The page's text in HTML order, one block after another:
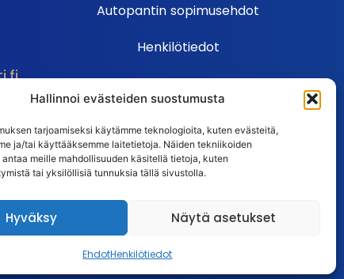
Hallinnoi evästeiden suostumusta
tarjoamiseksi käytämme teknologioita, kuten evästeitä,
ja/tai käyttääksemme laitetietoja. Näiden tekniikoiden
meille mahdollisuuden käsitellä tietoja, kuten
tai yksilöllisiä tunnuksia tällä sivustolla.
Hyväksy Näytä asetukset
EhdotHenkilötiedot
Autopantin sopimusehdot
Henkilötiedot
Ehdot
Usein kysytyt kysymykset